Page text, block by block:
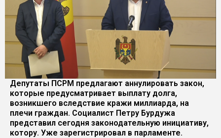
Депутаты ПСРМ предлагают аннулировать закон,
которые предусматривает выплату долга,
возникшего вследствие кражи миллиарда, на
плечи граждан. Социалист Петру Бурдужа
представил сегодня законодательную инициативу,
котору. Уже зарегистрировал в парламенте.